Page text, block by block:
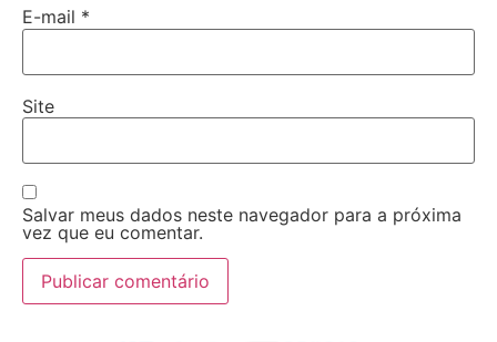
E-mail *
Site
Salvar meus dados neste navegador para a próxima
vez que eu comentar.